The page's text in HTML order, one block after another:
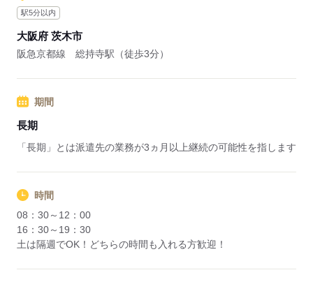
駅5分以内
大阪府 茨木市
阪急京都線 総持寺駅（徒歩3分）
期間
長期
「長期」とは派遣先の業務が3ヵ月以上継続の可能性を指します
時間
08：30～12：00
16：30～19：30
土は隔週でOK！どちらの時間も入れる方歓迎！